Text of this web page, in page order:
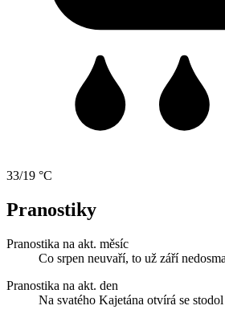
33/19 °C
Pranostiky
Pranostika na akt. měsíc
Co srpen neuvaří, to už září
Pranostika na akt. den
Na svatého Kajetána otvírá se stodol